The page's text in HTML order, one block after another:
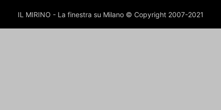
IL MIRINO - La finestra su Milano © Copyright 2007-2021